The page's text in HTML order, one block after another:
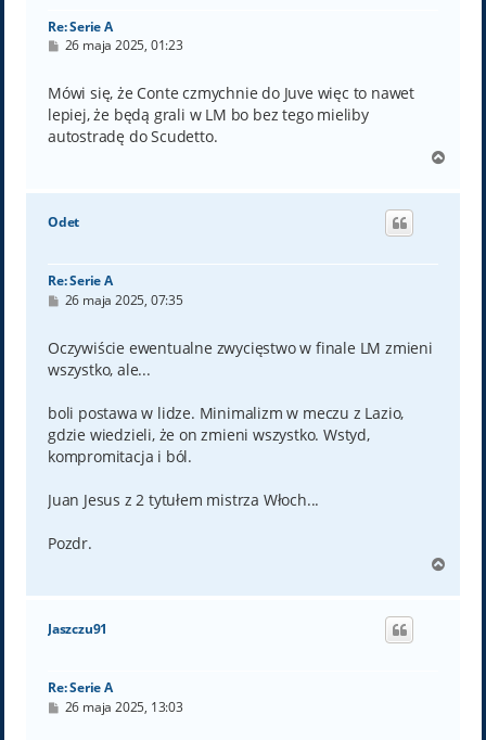
Re: Serie A
P
t
26 maja 2025, 01:23
Mówi się, że Conte czmychnie do Juve więc to nawet
lepiej, że będą grali w LM bo bez tego mieliby
autostradę do Scudetto.
g
Odet
Re: Serie A
P
t
26 maja 2025, 07:35
Oczywiście ewentualne zwycięstwo w finale LM zmieni
wszystko, ale...
boli postawa w lidze. Minimalizm w meczu z Lazio,
gdzie wiedzieli, że on zmieni wszystko. Wstyd,
kompromitacja i ból.
Juan Jesus z 2 tytułem mistrza Włoch...
Pozdr.
g
Jaszczu91
Re: Serie A
P26 maja 2025, 13:03